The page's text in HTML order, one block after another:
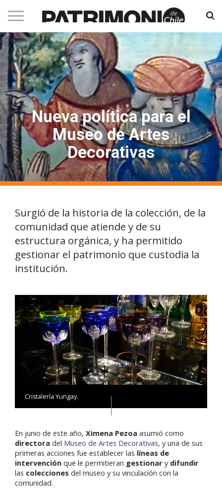
Nueva política para el
Museo de Artes
Decorativas
Surgió de la historia de la colección, de la
comunidad que atiende y de su
estructura orgánica, y ha permitido
gestionar el patrimonio que custodia la
institución.
Cristalería Yungay.
En junio de este año, Ximena Pezoa asumió como
directora del Museo de Artes Decorativas, y una de sus
primeras acciones fue establecer las líneas de
intervención que le permitieran gestionar y difundir
las colecciones del museo y su vinculación con la
comunidad.